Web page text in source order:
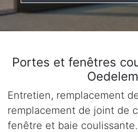
Portes et fenêtres
Oedelem
Entretien, remplacement
remplacement de joint de
fenêtre et baie